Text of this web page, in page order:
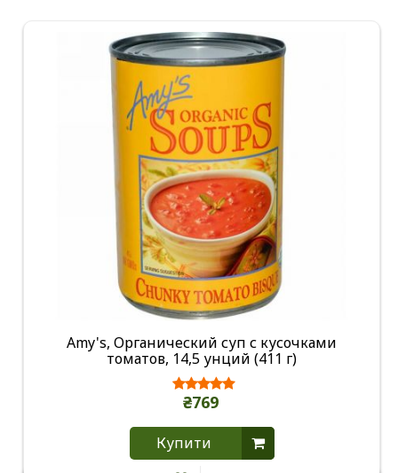
Amy's, Органический суп с кусочками
томатов, 14,5 унций (411 г)
₴769
Купити